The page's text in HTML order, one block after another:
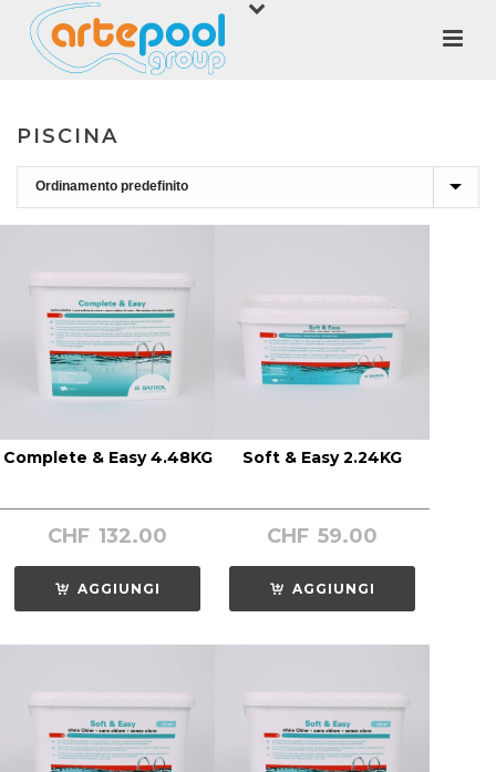
PISCINA
Complete & Easy 4.48KG
CHF 132.00
AGGIUNGI
Soft & Easy 2.24KG
CHF 59.00
AGGIUNGI